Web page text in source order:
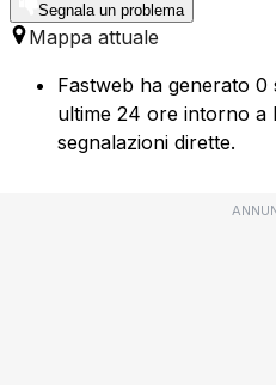
Segnala un problema
Mappa attuale
Fastweb ha generato
ultime 24 ore intorno a
segnalazioni dirette.